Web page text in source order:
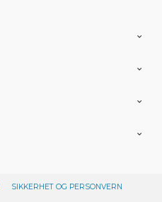
SIKKERHET OG PERSONVERN